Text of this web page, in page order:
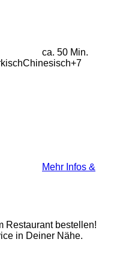
ca. 50 Min.
Chinesisch+7
Mehr Infos &
Restaurant bestellen!
in Deiner Nähe.